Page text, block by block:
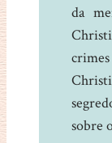
da
sobre